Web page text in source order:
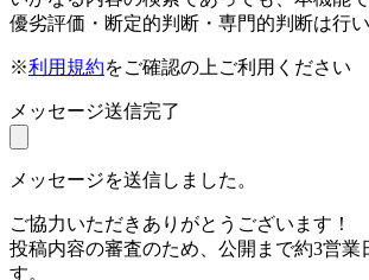
優劣評価・断定的判断・専門的判断は行い
※利用規約をご確認の上ご利用ください
メッセージ送信完了
メッセージを送信しました。
ご協力いただきありがとうございます！
投稿内容の審査のため、公開まで約3営業
す。